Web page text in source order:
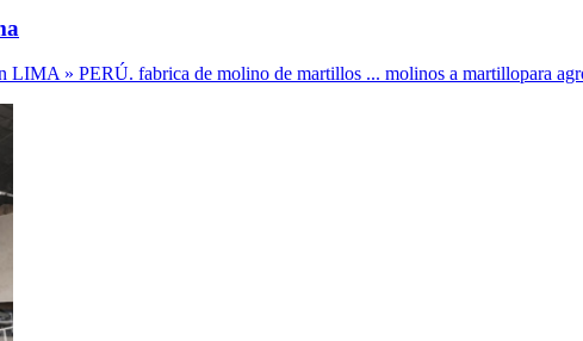
» PERÚ. fabrica de molino de martillos ... molinos a martillopara